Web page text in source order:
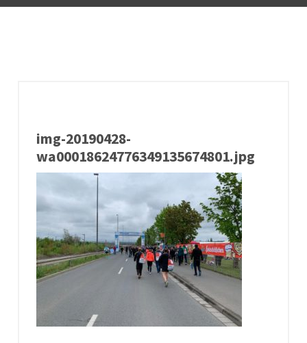
img-20190428-
wa00018624776349135674801.jpg